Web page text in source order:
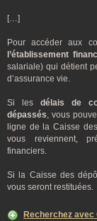
[…]
Pour accéder aux
l’établissement
salariale) qui détient
d’assurance vie.
Si les délais de
dépassés, vous
ligne de la Caisse
vous reviennent,
financiers.
Si la Caisse des
vous seront restituées.
Recherchez